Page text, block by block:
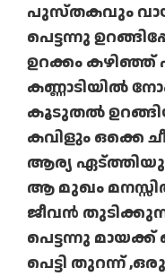
പുസ്തകവും
പെട്ടന്നു
ഉറക്കം കഴിഞ്ഞ്
കണ്ണാടിയില്‍
കൂടുതല്‍
കവിളും ഒക്കെ
ആര്യ
ആ മുഖം മനസ്സില്‍
ജീവന്‍
പെട്ടന്നു
പെട്ടി തുറന്ന്